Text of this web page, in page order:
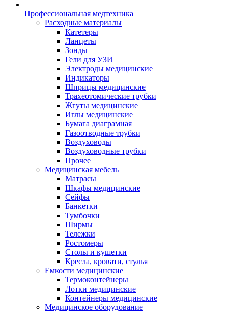
Профессиональная медтехника
Расходные материалы
Катетеры
Ланцеты
Зонды
Гели для УЗИ
Электроды медицинские
Индикаторы
Шприцы медицинские
Трахеотомические трубки
Жгуты медицинские
Иглы медицинские
Бумага диаграмная
Газоотводные трубки
Воздуховоды
Воздуховодные трубки
Прочее
Медицинская мебель
Матрасы
Шкафы медицинские
Сейфы
Банкетки
Тумбочки
Ширмы
Тележки
Ростомеры
Столы и кушетки
Кресла, кровати, стулья
Емкости медицинские
Термоконтейнеры
Лотки медицинские
Контейнеры медицинские
Медицинское оборудование